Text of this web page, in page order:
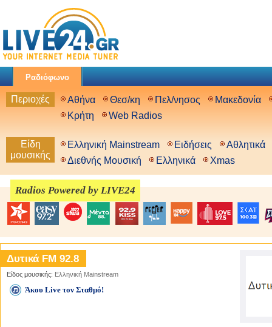
Ραδιόφωνο
Περιοχές Αθήνα Θεσ/κη Πελ/νησος
Μακεδονία
Κρήτη
Web Radios
Είδη
μουσικής
Ελληνική Mainstream Ειδήσεις
Αθλητικά
Διεθνής Μουσική
Ελληνικά Xmas
Radios Powered by LIVE24
Δυτικά FM 92.8
Είδος μουσικής: Ελληνική Mainstream
Άκου Live τον Σταθμό!